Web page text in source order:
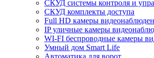
СКУД системы контроля и
СКУД комплекты доступа
Full HD камеры
IP уличные камеры
WI-FI беспроводные камеры
Умный дом Smart Life
Автоматика для ворот